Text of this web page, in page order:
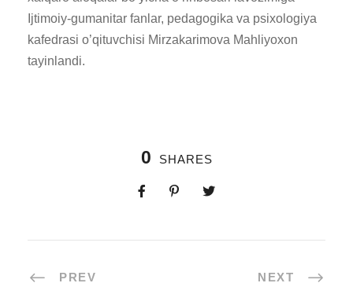
Ijtimoiy-gumanitar fanlar, pedagogika va psixologiya
kafedrasi o’qituvchisi Mirzakarimova Mahliyoxon
tayinlandi.
0 SHARES
PREV NEXT